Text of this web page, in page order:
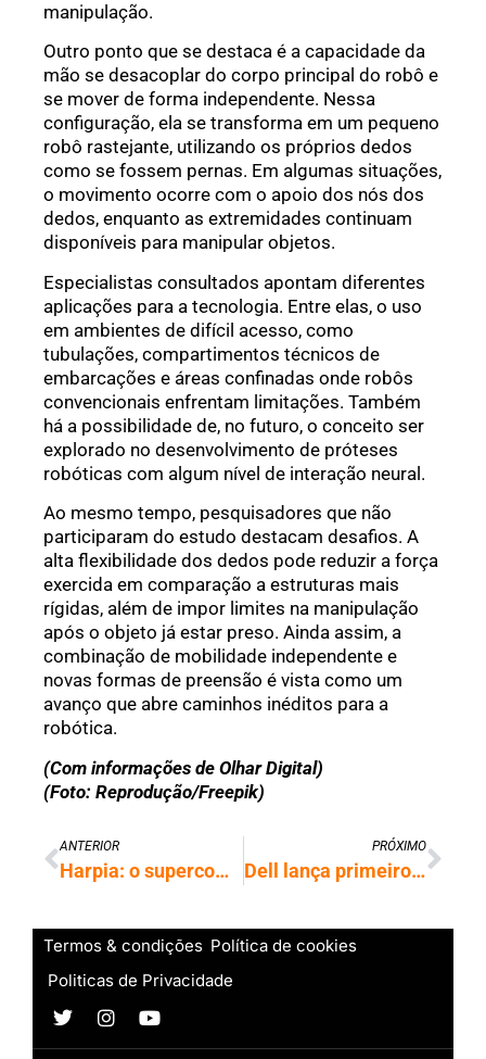
manipulação.
Outro ponto que se destaca é a capacidade da
mão se desacoplar do corpo principal do robô e
se mover de forma independente. Nessa
configuração, ela se transforma em um pequeno
robô rastejante, utilizando os próprios dedos
como se fossem pernas. Em algumas situações,
o movimento ocorre com o apoio dos nós dos
dedos, enquanto as extremidades continuam
disponíveis para manipular objetos.
Especialistas consultados apontam diferentes
aplicações para a tecnologia. Entre elas, o uso
em ambientes de difícil acesso, como
tubulações, compartimentos técnicos de
embarcações e áreas confinadas onde robôs
convencionais enfrentam limitações. Também
há a possibilidade de, no futuro, o conceito ser
explorado no desenvolvimento de próteses
robóticas com algum nível de interação neural.
Ao mesmo tempo, pesquisadores que não
participaram do estudo destacam desafios. A
alta flexibilidade dos dedos pode reduzir a força
exercida em comparação a estruturas mais
rígidas, além de impor limites na manipulação
após o objeto já estar preso. Ainda assim, a
combinação de mobilidade independente e
novas formas de preensão é vista como um
avanço que abre caminhos inéditos para a
robótica.
(Com informações de Olhar Digital)
(Foto: Reprodução/Freepik)
ANTERIOR
Harpia: o supercomputador da Petrobras que reúne a potência de milhões de smartphones
PRÓXIMO
Dell lança primeiro servidor de IA produzido no Brasil e mira expansão
Termos & condições Política de cookies
Politicas de Privacidade